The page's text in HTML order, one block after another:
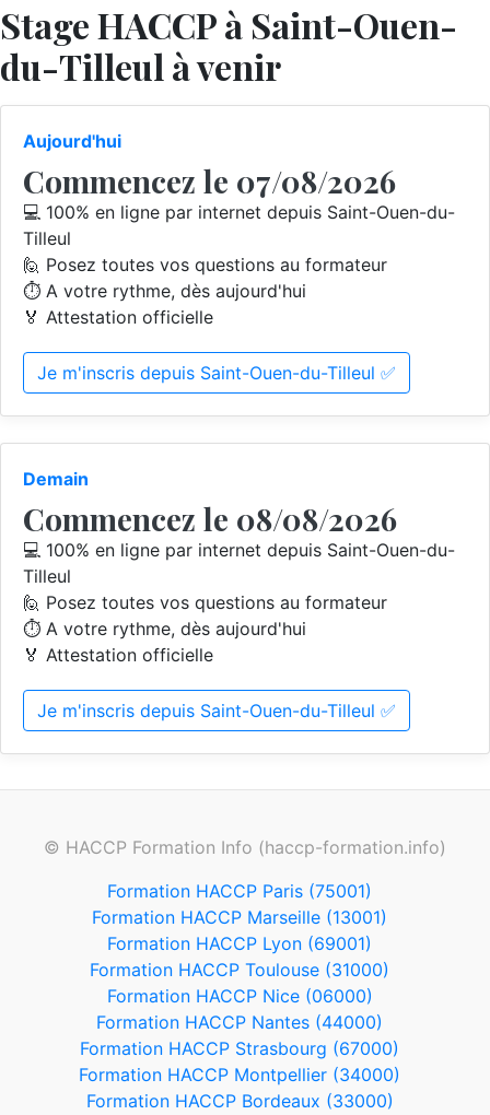
Stage HACCP à Saint-Ouen-
du-Tilleul à venir
Aujourd'hui
Commencez le 07/08/2026
💻 100% en ligne par internet depuis Saint-Ouen-du-
Tilleul
🙋 Posez toutes vos questions au formateur
⏱️ A votre rythme, dès aujourd'hui
🏅 Attestation officielle
Je m'inscris depuis Saint-Ouen-du-Tilleul ✅
Demain
Commencez le 08/08/2026
💻 100% en ligne par internet depuis Saint-Ouen-du-
Tilleul
🙋 Posez toutes vos questions au formateur
⏱️ A votre rythme, dès aujourd'hui
🏅 Attestation officielle
Je m'inscris depuis Saint-Ouen-du-Tilleul ✅
© HACCP Formation Info (haccp-formation.info)
Formation HACCP Paris (75001)
Formation HACCP Marseille (13001)
Formation HACCP Lyon (69001)
Formation HACCP Toulouse (31000)
Formation HACCP Nice (06000)
Formation HACCP Nantes (44000)
Formation HACCP Strasbourg (67000)
Formation HACCP Montpellier (34000)
Formation HACCP Bordeaux (33000)